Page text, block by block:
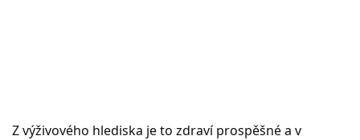
Z výživového hlediska je to zdraví prospěšné a v